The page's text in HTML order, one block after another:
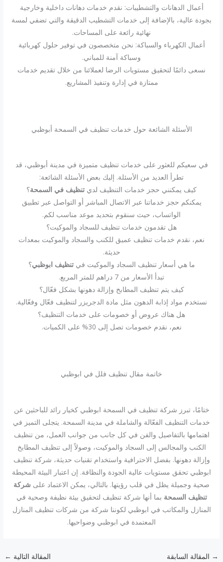
أعمال الدهانات والتشطيبات: نقدم خدمات دهانات داخلية وخارجية
بجودة عالية، بالإضافة إلى خدمات التشطيب الدقيقة والتي تضفي لمسة
نهائية رائعة على المساحات.
أعمال الكهرباء والسباكة: نحن متخصصون في توفير حلول كهربائية
وسباكة آمنة للمباني.
نسعى دائمًا لتحقيق مستويات الرضا لعملائنا من خلال تقديم خدمات
ممتازة في إدارة وتنفيذ المشاريع.
الأسئلة الشائعة حول خدمات تنظيف في السمحة أبوظبي
في سعيكم للعثور على خدمات تنظيف متميزة في مدينة أبوظبي، قد
تطرأ العديد من الأسئلة. إليك بعض الأسئلة الشائعة:
كيف يمكنني حجز خدمات التنظيف لدي تنظيف في السمحة؟
يمكنكم حجز خدماتنا عبر الاتصال المباشر أو التواصل عبر تطبيق
الواتساب، حيث سنقوم بتحديد موعد مناسب لكم.
هل تقدمون خدمات تنظيف للسجاد والموكيت؟
نعم، نقدم خدمات تنظيف عميق للكنب والسجاد والموكيت بمعدات
حديثة.
ما هي أسعار تنظيف السجاد والموكيت فيتنظيف ابوظبي؟
تبدأ الأسعار من 7 دراهم للمتر المربع.
كيف يتم تنظيف المطابخ وإزالة دهونها بشكل فعّال؟
نستخدم مواد إذابة الدهون مثل مادة الدجريزر لتنظيف فعّال وفعّالية.
هل هناك عروض أو خصومات على خدمات التنظيف؟
نعم، نقدم خصومات تصل إلى 30% على الكميات.
خاتمة مقال تنظيف فلل في ابوظبي
ختامًا، تبرز شركة تنظيف في السمحة ابوظبي كخيار رائد للباحثين عن
خدمات التنظيف الفعّالة والشاملة في مدينة السمحة. يتجلى التميز في
اهتمامها بالتفاصيل والفن في كل جانب من جوانب العمل، من تنظيف
الكنب والمجالس إلى السجاد والموكيت، وصولاً إلى تنظيف المطابخ
وإزالة دهونها. بفضل الاحترافية واستخدام تقنيات حديثة، شركة تنظيف
ابوظبي تحقق مستويات عالية الجودة والنظافة. إن اعتبار البيئة المحيطة
صحية وجميلة يظل في قلب رؤيتها. بالتالي، يمكن الاعتماد على شركة
تنظيف السمحة بما أنها شركة تنظيف لتحقيق بيئة نظيفة وصحية في
المنازل والمكاتب في ابوظبي لكوننا شركة من شركات تنظيف المنازل
المعتمدة في ابوظبي وضواحيها.
→ المقالة السابقة المقالة التالية ←